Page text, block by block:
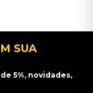
SUA
5%, novidades,